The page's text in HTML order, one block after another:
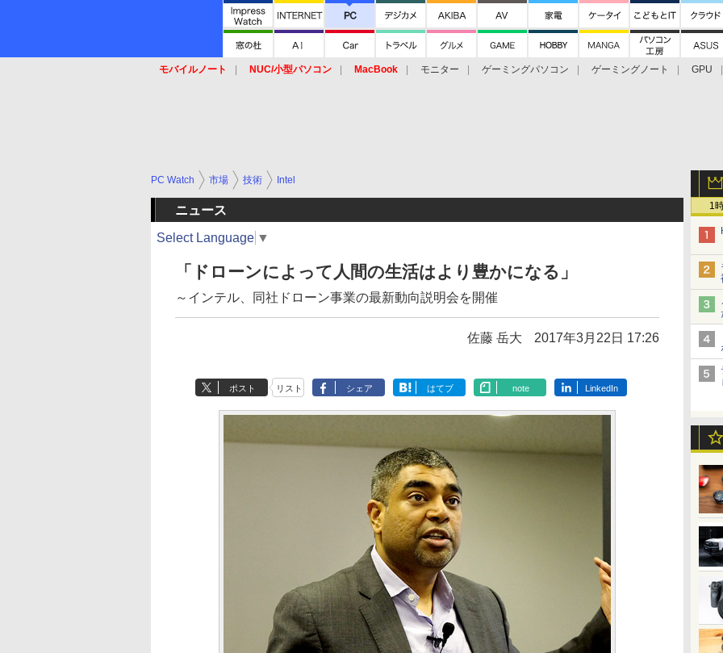
モバイルノート NUC/小型パソコン MacBook モニター ゲーミングパソコン ゲーミングノート
GPU
1
PC Watch 市場 技術 Intel
ニュース
Select Language ▼
「ドローンによって人間の生活はより豊かになる」
～インテル、同社ドローン事業の最新動向説明会を開催
佐藤 岳大 2017年3月22日 17:26
ポスト リスト シェア はてブ note LinkedIn